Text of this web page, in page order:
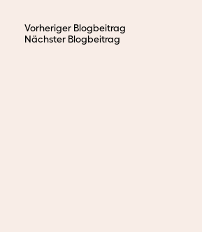
Vorheriger Blogbeitrag
Nächster Blogbeitrag